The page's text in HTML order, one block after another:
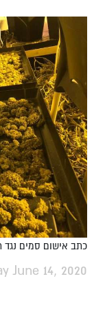
כתב אישום סמים
June 14, 2020